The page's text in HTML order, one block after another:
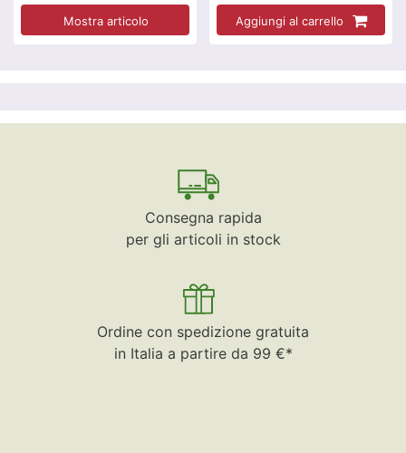
Mostra articolo Aggiungi al carrello
Consegna rapida
per gli articoli in stock
Ordine con spedizione gratuita
in Italia a partire da 99 €*